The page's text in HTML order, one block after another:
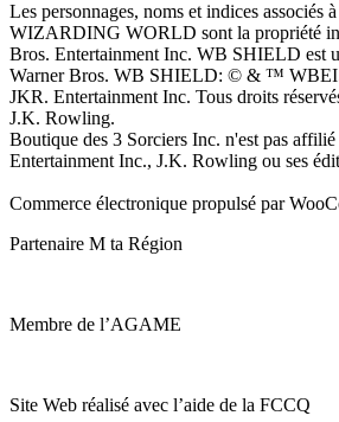
Les personnages, noms et indices associés
WIZARDING WORLD sont la propriété
Bros. Entertainment Inc. WB SHIELD est
Warner Bros. WB SHIELD: © & ™
JKR. Entertainment Inc. Tous droits
J.K. Rowling.
Boutique des 3 Sorciers Inc. n'est pas
Entertainment Inc., J.K. Rowling ou ses
Commerce électronique propulsé par
Partenaire M ta Région
Membre de l’AGAME
Site Web réalisé avec l’aide de la FCCQ